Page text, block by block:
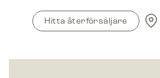
Hitta återförsäljare